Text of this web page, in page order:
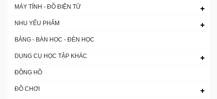
MÁY TÍNH - ĐỒ ĐIỆN TỬ
NHU YẾU PHẨM
BẢNG - BÀN HOC - ĐÈN HỌC
DỤNG CỤ HỌC TẬP KHÁC
ĐỒNG HỒ
ĐỒ CHƠI